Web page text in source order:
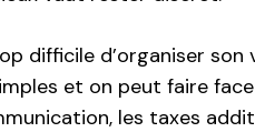
difficile d’organiser son
et on peut faire
les taxes